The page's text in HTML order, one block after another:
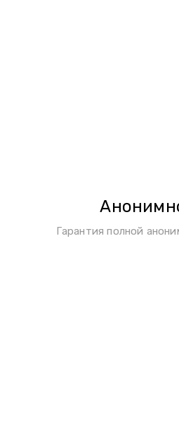
Гарантия полной